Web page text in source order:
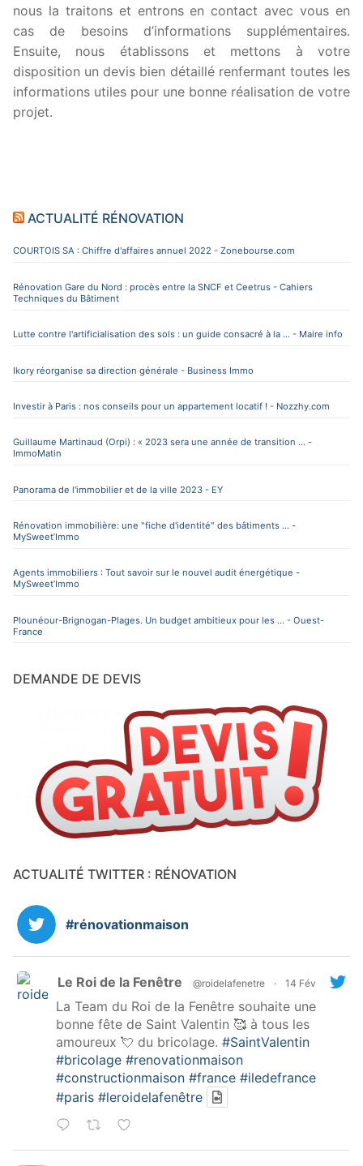
nous la traitons et entrons en contact avec vous en
cas de besoins d’informations supplémentaires.
Ensuite, nous établissons et mettons à votre
disposition un devis bien détaillé renfermant toutes les
informations utiles pour une bonne réalisation de votre
projet.
ACTUALITÉ RÉNOVATION
COURTOIS SA : Chiffre d'affaires annuel 2022 - Zonebourse.com
Rénovation Gare du Nord : procès entre la SNCF et Ceetrus - Cahiers
Techniques du Bâtiment
Lutte contre l'artificialisation des sols : un guide consacré à la ... - Maire info
Ikory réorganise sa direction générale - Business Immo
Investir à Paris : nos conseils pour un appartement locatif ! - Nozzhy.com
Guillaume Martinaud (Orpi) : « 2023 sera une année de transition ... -
ImmoMatin
Panorama de l'immobilier et de la ville 2023 - EY
Rénovation immobilière: une "fiche d'identité" des bâtiments ... -
MySweet’Immo
Agents immobiliers : Tout savoir sur le nouvel audit énergétique -
MySweet’Immo
Plounéour-Brignogan-Plages. Un budget ambitieux pour les ... - Ouest-
France
DEMANDE DE DEVIS
ACTUALITÉ TWITTER : RÉNOVATION
#rénovationmaison
Le Roi de la Fenêtre @roidelafenetre · 14 Fév
La Team du Roi de la Fenêtre souhaite une
bonne fête de Saint Valentin 🥰 à tous les
amoureux 💘 du bricolage. #SaintValentin
#bricolage #renovationmaison
#constructionmaison #france #iledefrance
#paris #leroidelafenêtre